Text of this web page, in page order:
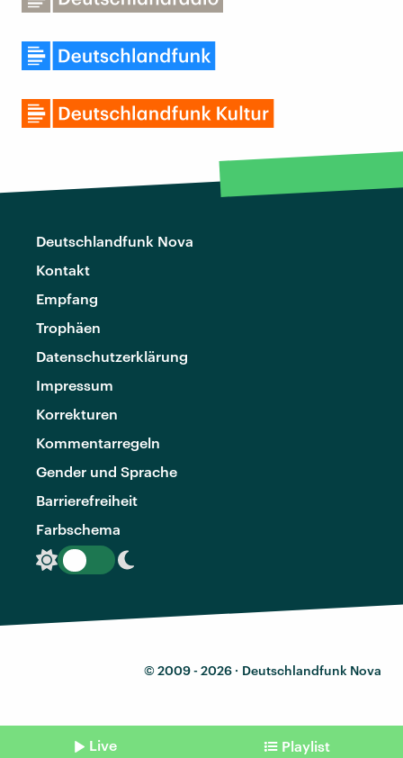
Deutschlandfunk Nova
Kontakt
Empfang
Trophäen
Datenschutzerklärung
Impressum
Korrekturen
Kommentarregeln
Gender und Sprache
Barrierefreiheit
Farbschema
© 2009 - 2026 · Deutschlandfunk Nova
Live Playlist